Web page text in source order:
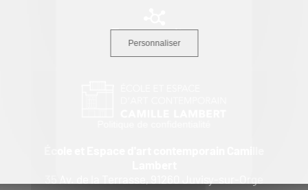
Personnaliser
Tous nos sites